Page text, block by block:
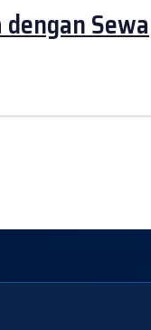
Sewa